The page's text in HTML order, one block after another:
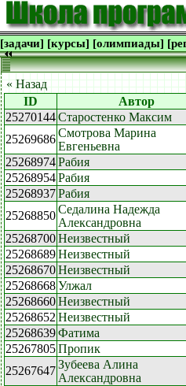
[задачи] [курсы] [олимпиады]
« Назад
ID Автор
25270144Старостенко Максим
25269686Смотрова Марина
Евгеньевна
25268974Рабия
25268954Рабия
25268937Рабия
25268850Седалина Надежда
Александровна
25268700Неизвестный
25268689Неизвестный
25268670Неизвестный
25268668Улжал
25268660Неизвестный
25268652 Неизвестный
25268639Фатима
25267805Пропик
25267647Зубеева Алина
Александровна